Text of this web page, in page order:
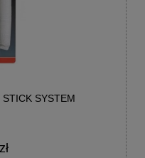
STICK SYSTEM